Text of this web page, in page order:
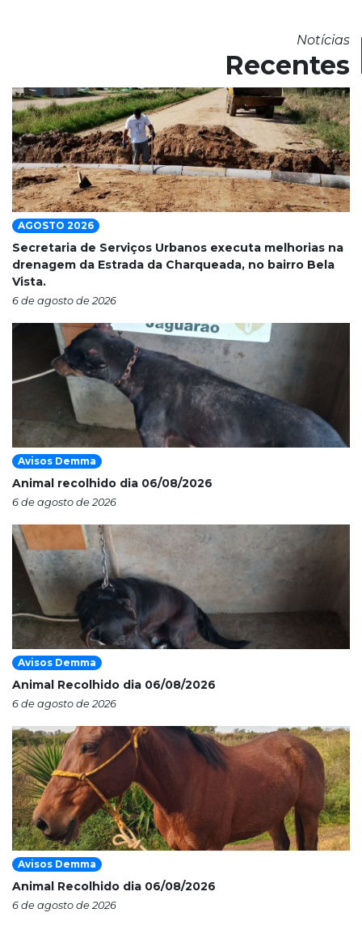
Notícias
Recentes
AGOSTO 2026
Secretaria de Serviços Urbanos executa melhorias na
drenagem da Estrada da Charqueada, no bairro Bela
Vista.
6 de agosto de 2026
Avisos Demma
Animal recolhido dia 06/08/2026
6 de agosto de 2026
Avisos Demma
Animal Recolhido dia 06/08/2026
6 de agosto de 2026
Avisos Demma
Animal Recolhido dia 06/08/2026
6 de agosto de 2026